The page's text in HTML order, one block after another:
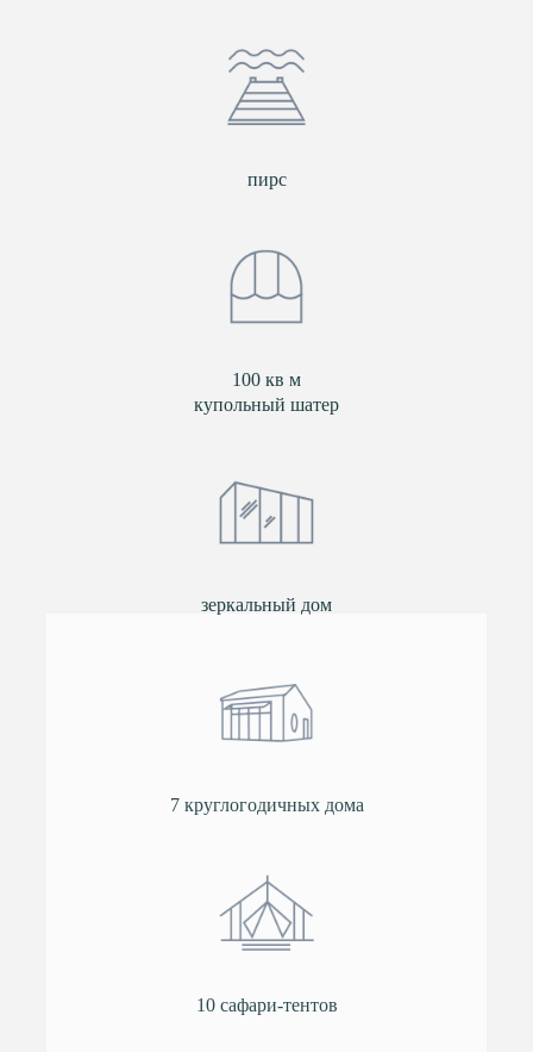
пирс
100 кв м
купольный шатер
зеркальный дом
7 круглогодичных дома
10 сафари-тентов
специальные условия
Новый специальный уровень лояльности для